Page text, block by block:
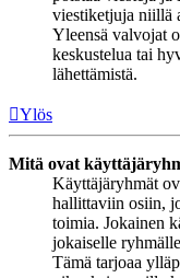
viestiketjuja niillä
Yleensä valvojat
keskustelua tai
lähettämistä.
Ylös
Mitä ovat
Käyttäjäryhmät
hallittaviin osiin,
toimia. Jokainen
jokaiselle
Tämä tarjoaa